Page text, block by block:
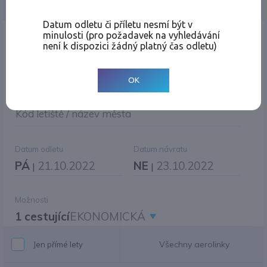
Místo odletu
Kód letiště / název města
Datum odletu
PÁ | 21.10.2022
Datum návratu
NE | 23.10.2022
Možnosti
1 cestujícíEKONOMICKÁ
Jen přímé lety Všechny aerolinky
Datum odletu či příletu nesmí být v
minulosti (pro požadavek na vyhledávání
není k dispozici žádný platný čas odletu)
OK